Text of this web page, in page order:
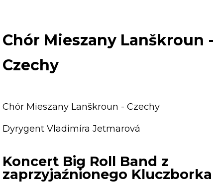
Lanškroun
-
Chór Mieszany Lanškroun -
Czechy
Chór Mieszany Lanškroun - Czechy
Dyrygent Vladimíra Jetmarová
Koncert Big Roll Band z
zaprzyjaźnionego Kluczborka